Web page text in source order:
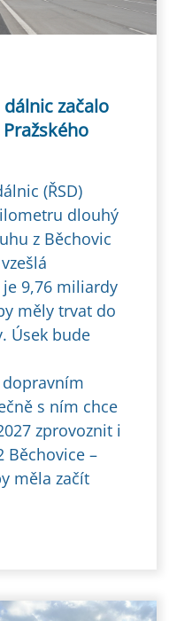
začalo
(ŘSD)
dlouhý
z Běchovic
9,76 miliardy
měly trvat do
Úsek bude
s ním chce
zprovoznit i
Běchovice –
měla začít